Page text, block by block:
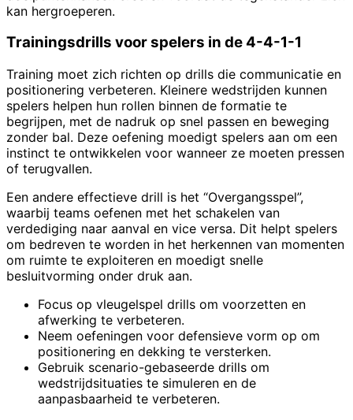
kan hergroeperen.
Trainingsdrills voor spelers in de 4-4-1-1
Training moet zich richten op drills die communicatie en
positionering verbeteren. Kleinere wedstrijden kunnen
spelers helpen hun rollen binnen de formatie te
begrijpen, met de nadruk op snel passen en beweging
zonder bal. Deze oefening moedigt spelers aan om een
instinct te ontwikkelen voor wanneer ze moeten pressen
of terugvallen.
Een andere effectieve drill is het “Overgangsspel”,
waarbij teams oefenen met het schakelen van
verdediging naar aanval en vice versa. Dit helpt spelers
om bedreven te worden in het herkennen van momenten
om ruimte te exploiteren en moedigt snelle
besluitvorming onder druk aan.
Focus op vleugelspel drills om voorzetten en
afwerking te verbeteren.
Neem oefeningen voor defensieve vorm op om
positionering en dekking te versterken.
Gebruik scenario-gebaseerde drills om
wedstrijdsituaties te simuleren en de
aanpasbaarheid te verbeteren.